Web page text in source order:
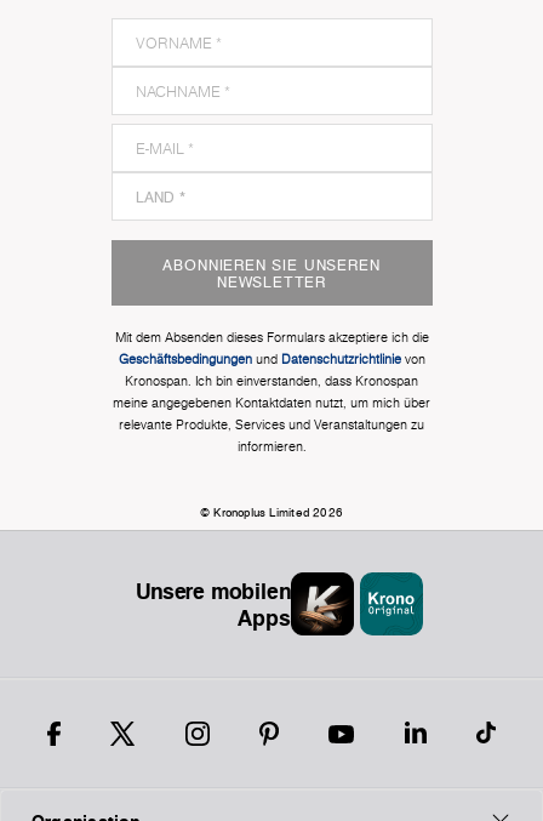
ABONNIEREN SIE UNSEREN
NEWSLETTER
Mit dem Absenden dieses Formulars akzeptiere ich die
Geschäftsbedingungenund Datenschutzrichtlinievon
Kronospan. Ich bin einverstanden, dass Kronospan
meine angegebenen Kontaktdaten nutzt, um mich über
relevante Produkte, Services und Veranstaltungen zu
informieren.
© Kronoplus Limited 2026
Unsere mobilen
Apps